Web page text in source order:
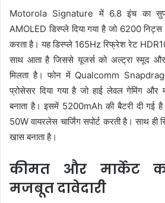
Motorola Signature में 6.8 इंच का
AMOLED डिस्प्ले दिया गया है जो 6200
करता है। यह डिस्प्ले 165Hz रिफ्रेश रेट
साथ आता है जिससे यूजर्स को अल्ट्रा स्मूद और
मिलता है। फोन में Qualcomm
प्रोसेसर दिया गया है जो हाई लेवल गेमिंग और
बनाता है। इसमें 5200mAh की बैटरी दी गई
50W वायरलेस चार्जिंग सपोर्ट करती है। साथ ही
खास बनाता है।
कीमत और मार्केट
मजबूत दावेदारी